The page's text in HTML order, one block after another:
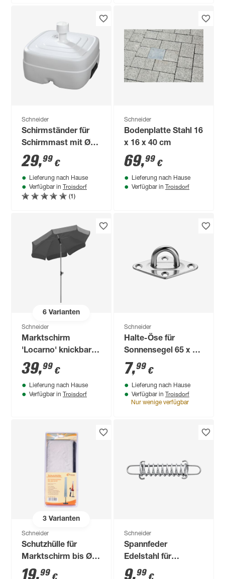
Schneider
Schirmständer für
Schirmmast mit Ø
38 - 50 mm
Kunststoff 48 x 48 x
39,5 cm
29,99 €
Lieferung nach Hause
Verfügbar in Troisdorf
(1)
Schneider
Bodenplatte Stahl 16
x 16 x 40 cm
69,99 €
Lieferung nach Hause
Verfügbar in Troisdorf
6Varianten
Schneider
Marktschirm
'Locarno' knickbar Ø
150 cm
39,99 €
Lieferung nach Hause
Verfügbar in Troisdorf
Schneider
Halte-Öse für
Sonnensegel 65 x 40
x 28 mm
7,99 €
Lieferung nach Hause
Verfügbar in Troisdorf
Nur wenige verfügbar
3Varianten
Schneider
Schutzhülle für
Marktschirm bis Ø
250 cm
19,99
Schneider
Spannfeder
Edelstahl für
Sonnensegel 145
9,99